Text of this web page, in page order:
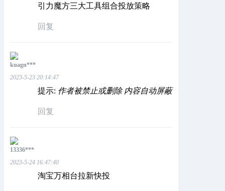
引力魔方三大工具组合投放策略
回复
kuagn***
2023-5-23 20:14:47
提示: 作者被禁止或删除 内容自动屏蔽
回复
13336***
2023-5-24 16:47:40
淘宝万相台拉新快投